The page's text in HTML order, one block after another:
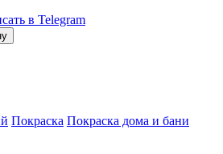
в Telegram
Покраска Покраска дома и бани